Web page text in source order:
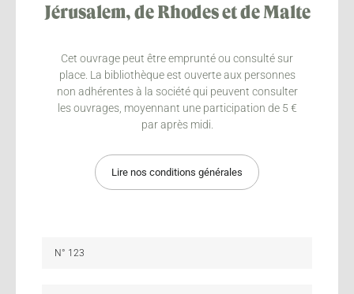
Jérusalem, de Rhodes et de Malte
Cet ouvrage peut être emprunté ou consulté sur
place. La bibliothèque est ouverte aux personnes
non adhérentes à la société qui peuvent consulter
les ouvrages, moyennant une participation de 5 €
par après midi.
Lire nos conditions générales